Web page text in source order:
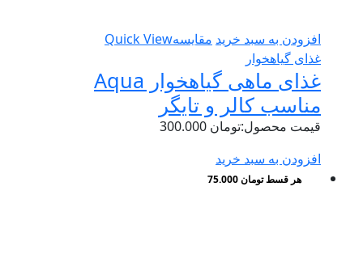
افزودن به سبد خرید مقایسهQuick View
غذای گیاهخوار
غذای ماهی گیاهخوار Aqua
مناسب کالر و تایگر
قیمت محصول:تومان
افزودن به سبد خرید
هر قسطتومان